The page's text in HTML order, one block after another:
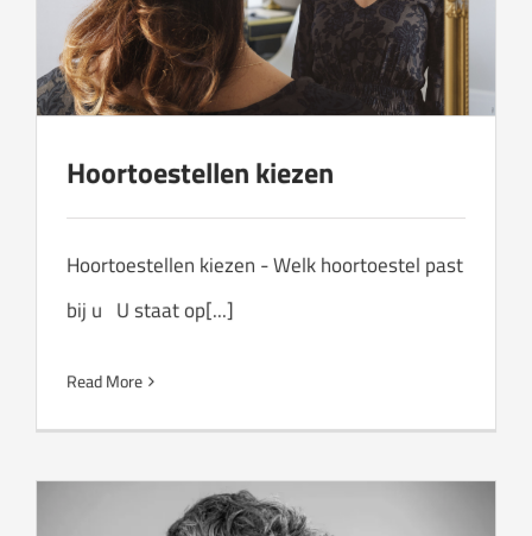
Hoortoestellen kiezen
Hoortoestellen kiezen - Welk hoortoestel past
bij u U staat op[...]
Read More